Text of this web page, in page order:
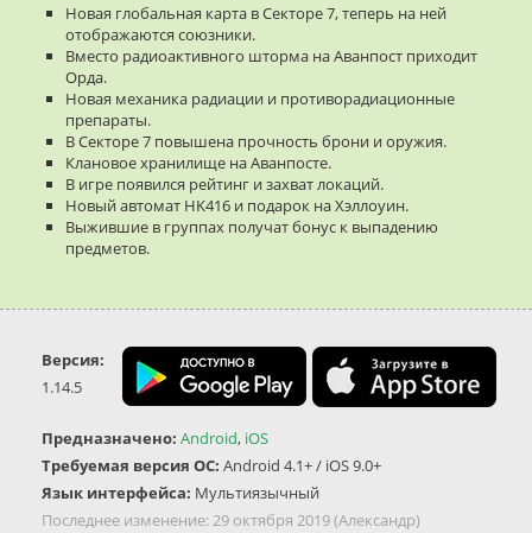
Новая глобальная карта в Секторе 7, теперь на ней
отображаются союзники.
Вместо радиоактивного шторма на Аванпост приходит
Орда.
Новая механика радиации и противорадиационные
препараты.
В Секторе 7 повышена прочность брони и оружия.
Клановое хранилище на Аванпосте.
В игре появился рейтинг и захват локаций.
Новый автомат HK416 и подарок на Хэллоуин.
Выжившие в группах получат бонус к выпадению
предметов.
Версия:
1.14.5
Предназначено: Android, iOS
Требуемая версия ОС: Android 4.1+ / iOS 9.0+
Язык интерфейса: Мультиязычный
Последнее изменение:29 октября 2019(Александр)